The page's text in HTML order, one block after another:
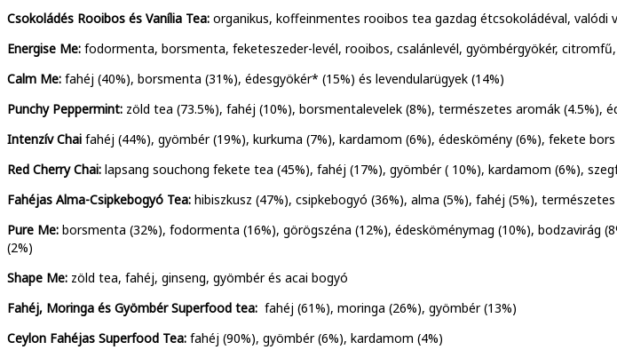
Csokoládés Rooibos és Vanília Tea: organikus, koffeinmentes rooibos tea gazdag étcsokoládéval, valódi
Energise Me: fodormenta, borsmenta, feketeszeder-levél, rooibos, csalánlevél, gyömbérgyökér,
Calm Me: fahéj (40%), borsmenta (31%), édesgyökér* (15%) és levendularügyek (14%)
Punchy Peppermint: zöld tea (73.5%), fahéj (10%), borsmentalevelek (8%), természetes aromák (4.5%),
Intenzív Chai fahéj (44%), gyömbér (19%), kurkuma (7%), kardamom (6%), édeskömény (6%), fekete
Red Cherry Chai: lapsang souchong fekete tea (45%), fahéj (17%), gyömbér ( 10%), kardamom (6%),
Fahéjas Alma-Csipkebogyó Tea: hibiszkusz (47%), csipkebogyó (36%), alma (5%), fahéj (5%),
Pure Me: borsmenta (32%), fodormenta (16%), görögszéna (12%), édesköménymag (10%), bodzavirág
(2%)
Shape Me: zöld tea, fahéj, ginseng, gyömbér és acai bogyó
Fahéj, Moringa és Gyömbér Superfood tea: fahéj (61%), moringa (26%), gyömbér (13%)
Ceylon Fahéjas Superfood Tea: fahéj (90%), gyömbér (6%), kardamom (4%)